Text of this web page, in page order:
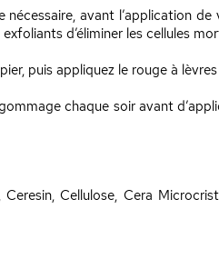
avant l’application
d’éliminer les cellules
puis appliquez le rouge à
chaque soir avant
Cellulose, Cera